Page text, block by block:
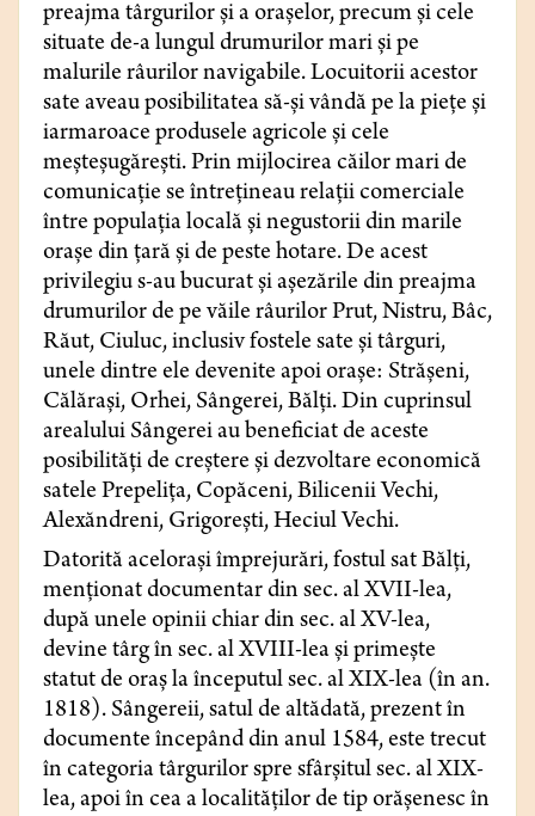
preajma târgurilor și a orașelor, precum și cele
situate de-a lungul drumurilor mari și pe
malurile râurilor navigabile. Locuitorii acestor
sate aveau posibilitatea să-și vândă pe la piețe și
iarmaroace produsele agricole și cele
meșteșugărești. Prin mijlocirea căilor mari de
comunicație se întrețineau relații comerciale
între populația locală și negustorii din marile
orașe din țară și de peste hotare. De acest
privilegiu s-au bucurat și așezările din preajma
drumurilor de pe văile râurilor Prut, Nistru, Bâc,
Răut, Ciuluc, inclusiv fostele sate și târguri,
unele dintre ele devenite apoi orașe: Strășeni,
Călărași, Orhei, Sângerei, Bălți. Din cuprinsul
arealului Sângerei au beneficiat de aceste
posibilități de creștere și dezvoltare economică
satele Prepelița, Copăceni, Bilicenii Vechi,
Alexăndreni, Grigorești, Heciul Vechi.
Datorită acelorași împrejurări, fostul sat Bălți,
menționat documentar din sec. al XVII-lea,
după unele opinii chiar din sec. al XV-lea,
devine târg în sec. al XVIII-lea și primește
statut de oraș la începutul sec. al XIX-lea (în an.
1818). Sângereii, satul de altădată, prezent în
documente începând din anul 1584, este trecut
în categoria târgurilor spre sfârșitul sec. al XIX-
lea, apoi în cea a localităților de tip orășenesc în